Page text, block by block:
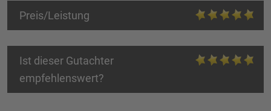
Preis/Leistung
Ist dieser Gutachter
empfehlenswert?